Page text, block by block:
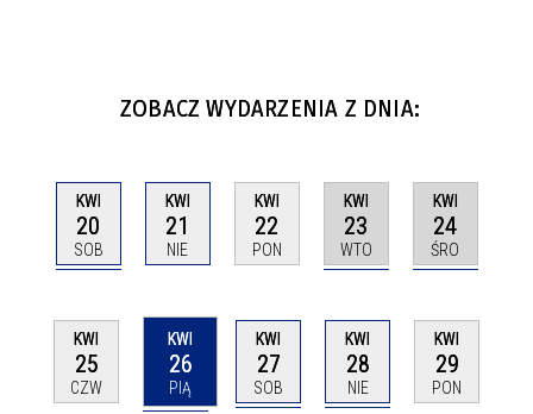
ZOBACZ WYDARZENIA Z DNIA:
KWI
20
SOB
KWI
21
NIE
KWI
22
PON
KWI
23
WTO
KWI
24
ŚRO
KWI
25
CZW
KWI
26
PIĄ
KWI
27
SOB
KWI
28
NIE
KWI
29
PON